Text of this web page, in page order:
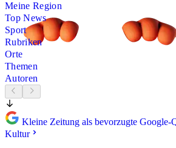
Meine Region
Top News
Sport
Rubriken
Orte
Themen
Autoren
Kleine Zeitung als bevorzugte Google-
Kultur